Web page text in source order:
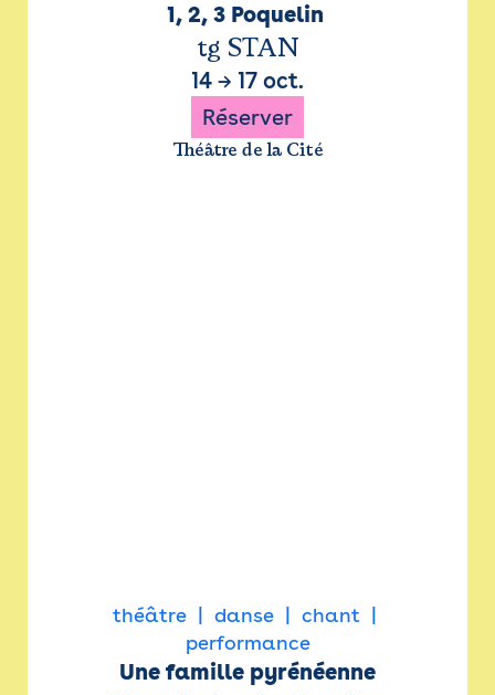
1, 2, 3 Poquelin
tg STAN
14 → 17 oct.
Réserver
Théâtre de la Cité
théâtre danse
chant
performance
Une famille pyrénéenne